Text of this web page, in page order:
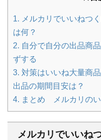
1. メルカリでいいねつ
は何？
2. 自分で自分の出品商
ずする
3. 対策はいいね大量商
出品の期間目安は？
4. まとめ メルカリの
メルカリでいいね